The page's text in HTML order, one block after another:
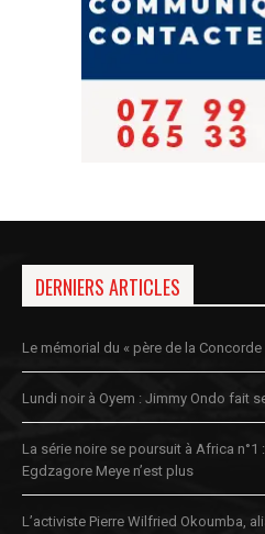
DERNIERS ARTICLES
Le mémorial du « père de la
Lundi noir à Oyem : Jimmy Ondo fait
La série noire se poursuit à Africa
Egdzagore Meye n’est plus
L’activiste Pierre Wilfried Okoumba,